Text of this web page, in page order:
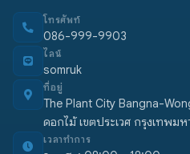
โทรศัพท์
086-999-9903
ไลน์
somruk
ที่อยู่
The Plant City Bangna-
ดอกไม้ เขตประเวศ กรุงเทพม
เวลาทำการ